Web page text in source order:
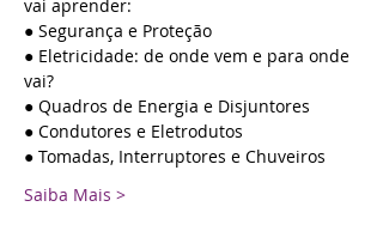
vai aprender:
● Segurança e Proteção
● Eletricidade: de onde vem e para onde
vai?
● Quadros de Energia e Disjuntores
● Condutores e Eletrodutos
● Tomadas, Interruptores e Chuveiros
Saiba Mais >